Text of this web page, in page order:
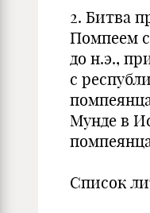
2. Битва
Помпеем
до н.э.,
с
Мунде в
Список